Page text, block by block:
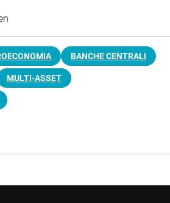
BANCHE CENTRALI
MULTI-ASSET